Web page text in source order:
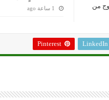
1 ساعة ago
الموج من
LinkedIn
Pinterest